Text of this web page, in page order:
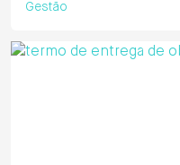
Gestão